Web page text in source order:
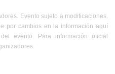
Evento sujeto a modificaciones.
por cambios en la información aquí
evento. Para información oficial